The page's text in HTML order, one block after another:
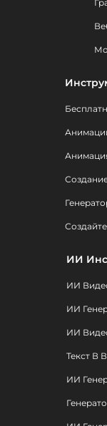
ИИ
ИИ
ИИ
ИИ
Текст В
ИИ